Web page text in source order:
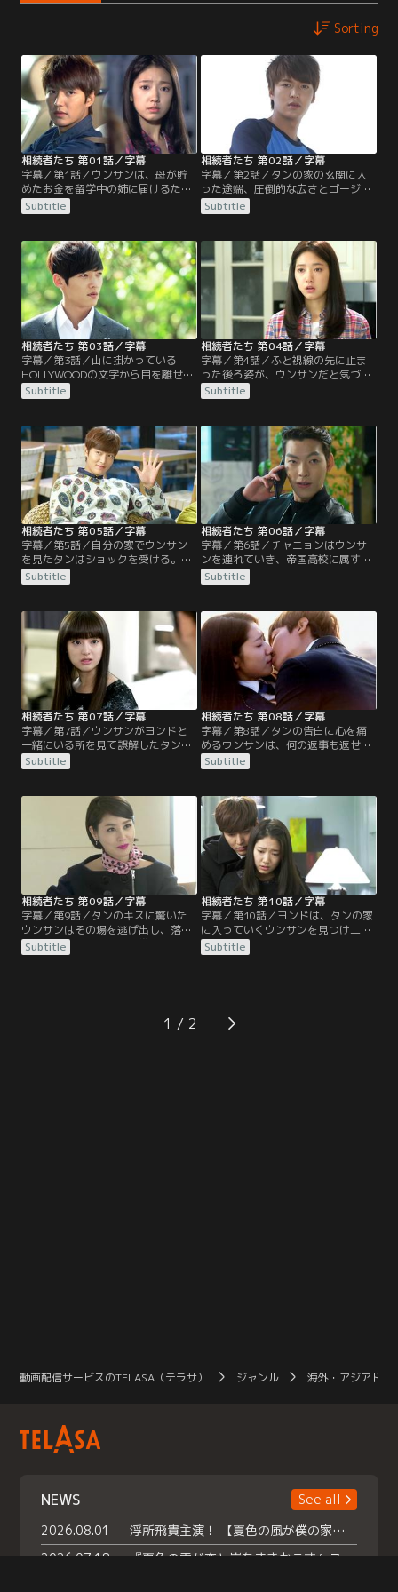
Sorting
相続者たち 第01話／字幕
字幕／第1話／ウンサンは、母が貯
めたお金を留学中の姉に届けるため
渡米する。だが、アメリカで会った
姉は結婚はおろか、アル中のアメリ
立ったウンサンは姉と大喧嘩した帰
り、ある出来事に巻き込まれタンに
出会う…。
Subtitle
相続者たち 第02話／字幕
字幕／第2話／タンの家の玄関に入
った途端、圧倒的な広さとゴージャ
スなインテリアに驚くウンサン。行
く当てのないウンサンは、タンの家
準備で忙しいタンは、プールサイド
にいるウンサンに目を奪われる…。
Subtitle
相続者たち 第03話／字幕
字幕／第3話／山に掛かっている
HOLLYWOODの文字から目を離せな
いウンサンにタンは呆れる。タン
は、急に行くところがあると言いウ
く。一方、アメリカに居たチャニョ
ンはウンサンに会い、恋人のように
幸せそうに過ごすのだが…。
Subtitle
相続者たち 第04話／字幕
字幕／第4話／ふと視線の先に止ま
った後ろ姿が、ウンサンだと気づい
たタンは心臓が止まりそうになる。
ラヘルが抱きついていることも忘れ
ウンサンはそのまま空港のゲートへ
入ってしまう。一方、独り残された
タンは寂しげな様子を見せる…。
Subtitle
相続者たち 第05話／字幕
字幕／第5話／自分の家でウンサン
を見たタンはショックを受ける。一
方、授業を終えて出てきたウンサン
は、絵のように立っているタンを見
ンが連絡もなく韓国に戻ってきたと
いう事実に怒り心頭。そんな中、ウ
ンサンはキム会長の助けで帝国高校
に転校することになるが…。
Subtitle
相続者たち 第06話／字幕
字幕／第6話／チャニョンはウンサ
ンを連れていき、帝国高校に属する
階級について説明する。ラヘルは、
ウンサンを気にするタンのせいでイ
ているのかと問い詰める。一方、タ
ンとヨンドは誰もいない教室でお互
いを睨んでいた…。
Subtitle
相続者たち 第07話／字幕
字幕／第7話／ウンサンがヨンドと
一緒にいる所を見て誤解したタン
は、会っていた理由について問いた
だす。そんな二人を見て、ウンサン
ルは、急に家族写真を撮ろうと母親
から言われヨンドの元へと向かう。
一方、キム・ウォンは自分を明るく
迎えるタンに冷たくあたる…。
Subtitle
相続者たち 第08話／字幕
字幕／第8話／タンの告白に心を痛
めるウンサンは、何の返事も返せず
にいた。ヨンドを殴ったタンは、父
親から注意を受ける。一方、ウンサ
ラヘルはタンがウンサンへ言った言
葉を聞いてしまう…。
Subtitle
相続者たち 第09話／字幕
字幕／第9話／タンのキスに驚いた
ウンサンはその場を逃げ出し、落と
してしまったウンサンの携帯電話を
タンが拾う。ヨンドは、ウンサンの
う。一方、お互いに出くわしたタン
とヨンドは殴り合いのケンカを始め
Subtitle
相続者たち 第10話／字幕
字幕／第10話／ヨンドは、タンの家
に入っていくウンサンを見つけ二人
の関係について聞き、タンはウンサ
ンと付き合っていると話してしま
方、ラヘルはジスクとエストにタン
との婚約解消を言い放つ…。
Subtitle
1
動画配信サービスのTELASA（テラサ） ジャンル 海外・アジアドラ
NEWS
See all
2026.08.01
浮所飛貴主演！ 【夏色の風が僕の家にやってきた】 本日よりテラサで独占配信スタート！
2026.07.18
『夏色の雲が恋と嵐をまきおこす』スペシャルメイキング 【Part1】2026年７月18日（土）23時30分～配信スタート！話題のシーンの裏側を大公開！豪華キャスト大集合！ 『武宮家 真夏の家族会議』開催！